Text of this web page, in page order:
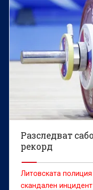
Разследват
рекорд
Литовската
скандален